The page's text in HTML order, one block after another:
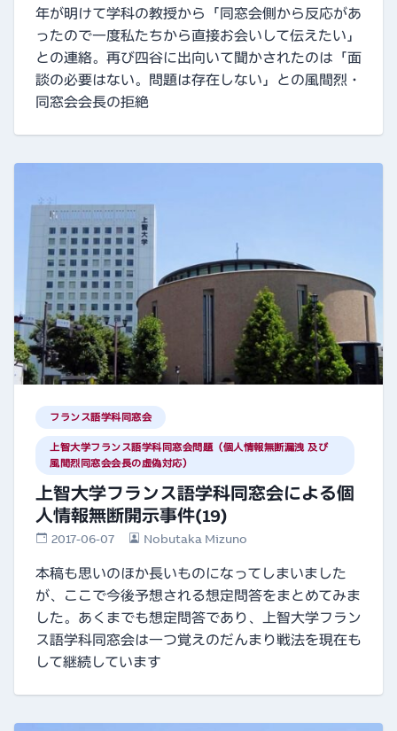
年が明けて学科の教授から「同窓会側から反応があ
ったので一度私たちから直接お会いして伝えたい」
との連絡。再び四谷に出向いて聞かされたのは「面
談の必要はない。問題は存在しない」との風間烈・
同窓会会長の拒絶
フランス語学科同窓会
上智大学フランス語学科同窓会問題（個人情報無断漏洩 及び
風間烈同窓会会長の虚偽対応）
上智大学フランス語学科同窓会による個
人情報無断開示事件(19)
2017-06-07 Nobutaka Mizuno
本稿も思いのほか長いものになってしまいました
が、ここで今後予想される想定問答をまとめてみま
した。あくまでも想定問答であり、上智大学フラン
ス語学科同窓会は一つ覚えのだんまり戦法を現在も
して継続しています